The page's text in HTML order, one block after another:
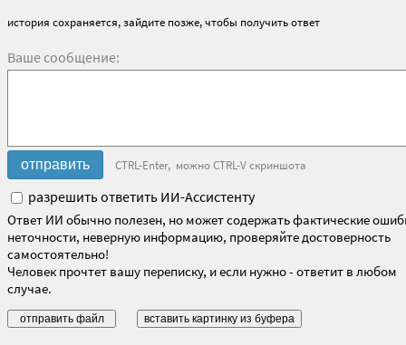
история сохраняется, зайдите позже, чтобы получить ответ
Ваше сообщение:
CTRL-Enter, можно CTRL-V скриншота
разрешить ответить ИИ-Ассистенту
Ответ ИИ обычно полезен, но может содержать фактические
неточности, неверную информацию, проверяйте достоверность
самостоятельно!
Человек прочтет вашу переписку, и если нужно - ответит в любом
случае.